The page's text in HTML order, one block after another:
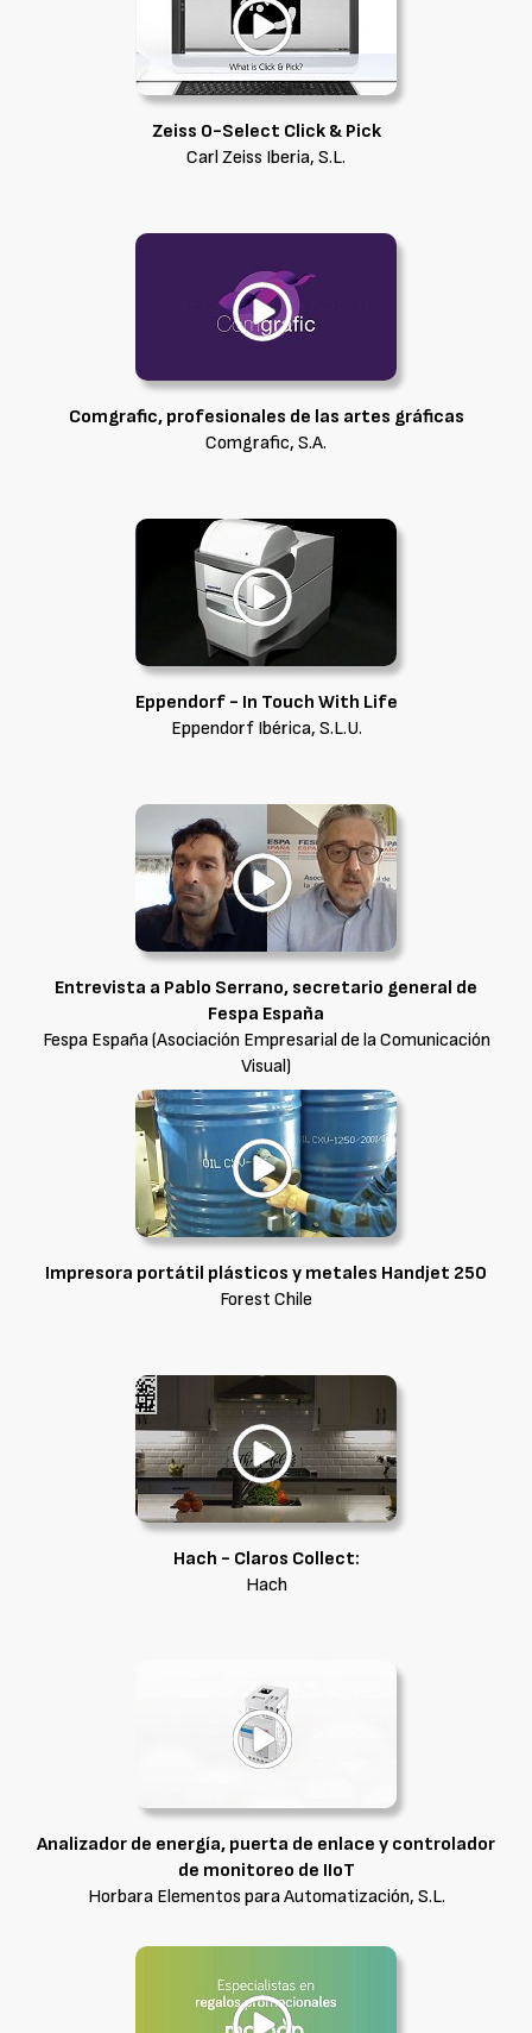
Zeiss O-Select Click & Pick
Carl Zeiss Iberia, S.L.
Comgrafic, profesionales de las artes gráficas
Comgrafic, S.A.
Eppendorf - In Touch With Life
Eppendorf Ibérica, S.L.U.
Entrevista a Pablo Serrano, secretario general de
Fespa España
Fespa España (Asociación Empresarial de la Comunicación
Visual)
Impresora portátil plásticos y metales Handjet 250
Forest Chile
Hach - Claros Collect:
Hach
Analizador de energía, puerta de enlace y controlador
de monitoreo de IIoT
Horbara Elementos para Automatización, S.L.